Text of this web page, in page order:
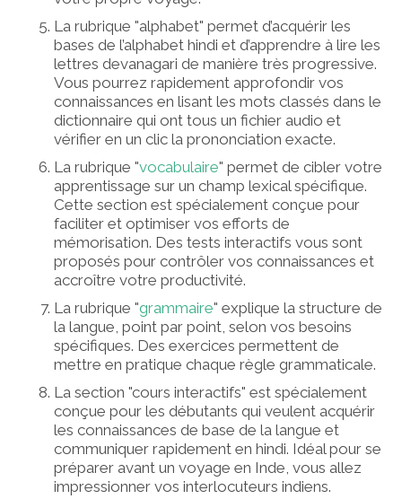
La rubrique "alphabet" permet d’acquérir les
bases de l’alphabet hindi et d’apprendre à lire les
lettres devanagari de manière très progressive.
Vous pourrez rapidement approfondir vos
connaissances en lisant les mots classés dans le
dictionnaire qui ont tous un fichier audio et
vérifier en un clic la prononciation exacte.
La rubrique "vocabulaire" permet de cibler votre
apprentissage sur un champ lexical spécifique.
Cette section est spécialement conçue pour
faciliter et optimiser vos efforts de
mémorisation. Des tests interactifs vous sont
proposés pour contrôler vos connaissances et
accroître votre productivité.
La rubrique "grammaire" explique la structure de
la langue, point par point, selon vos besoins
spécifiques. Des exercices permettent de
mettre en pratique chaque règle grammaticale.
La section "cours interactifs" est spécialement
conçue pour les débutants qui veulent acquérir
les connaissances de base de la langue et
communiquer rapidement en hindi. Idéal pour se
préparer avant un voyage en Inde, vous allez
impressionner vos interlocuteurs indiens.